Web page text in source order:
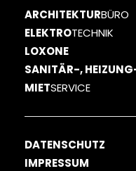
ARCHITEKTURBÜRO
ELEKTROTECHNIK
LOXONE
SANITÄR-,
MIETSERVICE
DATENSCHUTZ
IMPRESSUM